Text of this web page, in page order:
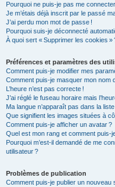
Pourquoi ne puis-je pas me
Je m’étais déjà inscrit par le passé
J’ai perdu mon mot de passe !
Pourquoi suis-je déconnecté
À quoi sert « Supprimer les cookies »
Préférences et paramètres des
Comment puis-je modifier mes
Comment puis-je masquer mon nom
L’heure n’est pas correcte !
J’ai réglé le fuseau horaire mais
Ma langue n’apparaît pas dans la liste
Que signifient les images situées à
Comment puis-je afficher un avatar ?
Quel est mon rang et comment puis-
Pourquoi m’est-il demandé de me
utilisateur ?
Problèmes de publication
Comment puis-je publier un nouveau